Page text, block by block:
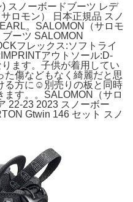
スノーボードブーツ レデ
ロモン） 日本正規品 スノ
。SALOMON（サロモ
ーツ SALOMON
フレックス:ソフトライ
アウトソール:D-
ます。子供が着用してい
た傷などもなく綺麗だと思
る方に☺︎別売りの板と同時
す。。SALOMON（サロ
22-23 2023 スノーボー
Gtwin 146 セット スノ